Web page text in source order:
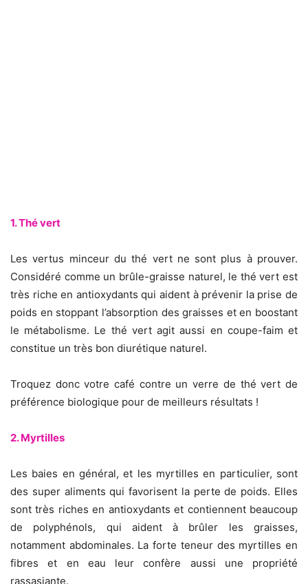
1. Thé vert
Les vertus minceur du thé vert ne sont plus à prouver.
Considéré comme un brûle-graisse naturel, le thé vert est
très riche en antioxydants qui aident à prévenir la prise de
poids en stoppant l’absorption des graisses et en boostant
le métabolisme. Le thé vert agit aussi en coupe-faim et
constitue un très bon diurétique naturel.
Troquez donc votre café contre un verre de thé vert de
préférence biologique pour de meilleurs résultats !
2. Myrtilles
Les baies en général, et les myrtilles en particulier, sont
des super aliments qui favorisent la perte de poids. Elles
sont très riches en antioxydants et contiennent beaucoup
de polyphénols, qui aident à brûler les graisses,
notamment abdominales. La forte teneur des myrtilles en
fibres et en eau leur confère aussi une propriété
rassasiante.